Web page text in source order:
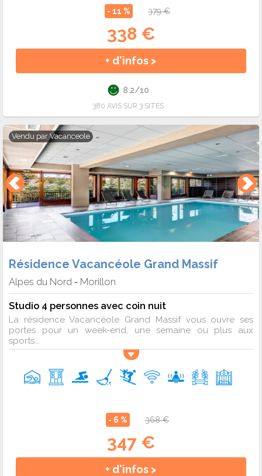
- 11 % 379 €
338 €
+ d'infos >
8.2/10
380 AVIS SUR 3 SITES
Vendu parVacanceole
Résidence Vacancéole Grand Massif
Alpes du Nord - Morillon
Studio 4 personnes avec coin nuit
La résidence Vacancéole Grand Massif vous ouvre ses
portes pour un week-end, une semaine ou plus aux
sports...
- 6 % 368 €
347 €
+ d'infos >